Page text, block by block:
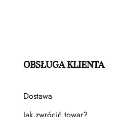
OBSŁUGA KLIENTA
Dostawa
Jak zwrócić towar?